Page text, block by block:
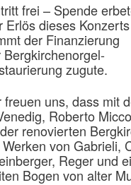
frei – Spende
Erlös dieses Konzerts
der Finanzierung
Bergkirchenorgel-
zugute.
freuen uns, dass mit
Roberto
renovierten
von Gabrieli,
Reger und
Bogen von alter